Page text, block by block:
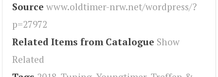
Source www.oldtimer-nrw.net/wordpress/?
p=27972
Related Items from Catalogue Show
Related